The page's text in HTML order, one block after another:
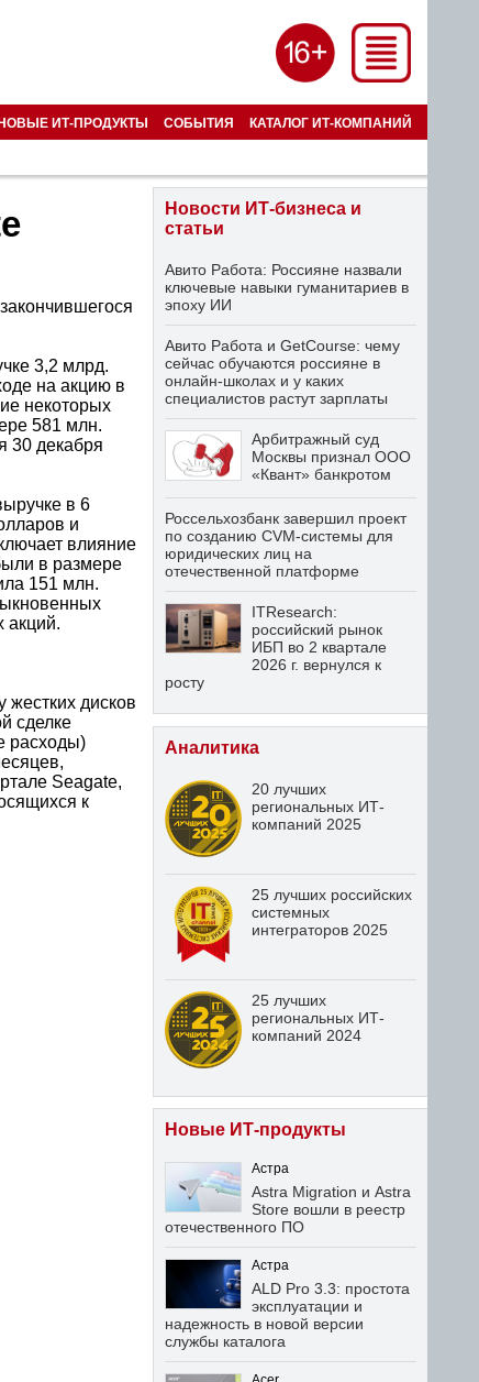
ИТ-ПРОДУКТЫ СОБЫТИЯ КАТАЛОГ ИТ-КОМПАНИЙ
3,2 млрд.
на акцию в
некоторых
581 млн.
30 декабря
в 6
и
влияние
в размере
151 млн.
акций.
жестких дисков
сделке
расходы)
Seagate,
к
Новости ИТ-бизнеса и
статьи
Авито Работа: Россияне назвали
ключевые навыки гуманитариев в
эпоху ИИ
Авито Работа и GetCourse: чему
сейчас обучаются россияне в
онлайн-школах и у каких
специалистов растут зарплаты
Арбитражный суд
Москвы признал ООО
«Квант» банкротом
Россельхозбанк завершил проект
по созданию CVM-системы для
юридических лиц на
отечественной платформе
ITResearch:
российский рынок
ИБП во 2 квартале
2026 г. вернулся к
росту
Аналитика
20 лучших
региональных ИТ-
компаний 2025
25 лучших российских
системных
интеграторов 2025
25 лучших
региональных ИТ-
компаний 2024
Новые ИТ-продукты
Астра
Astra Migration и Astra
Store вошли в реестр
отечественного ПО
Астра
ALD Pro 3.3: простота
эксплуатации и
надежность в новой версии
службы каталога